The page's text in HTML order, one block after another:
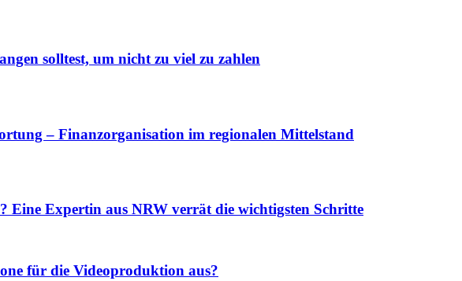
solltest, um nicht zu viel zu zahlen
– Finanzorganisation im regionalen Mittelstand
Eine Expertin aus NRW verrät die wichtigsten Schritte
für die Videoproduktion aus?